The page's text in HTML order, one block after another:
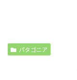
パタゴニア